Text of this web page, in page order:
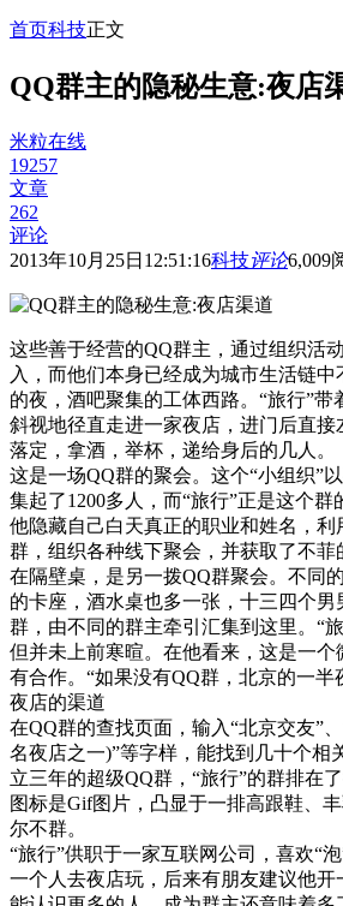
首页科技正文
QQ群主的隐秘生意:夜店
米粒在线
19257
文章
262
评论
2013年10月25日12:51:16科技评论6,009
这些善于经营的QQ群主，通过组织活
入，而他们本身已经成为城市生活链
的夜，酒吧聚集的工体西路。“旅行”带
斜视地径直走进一家夜店，进门后直接
落定，拿酒，举杯，递给身后的几人。
这是一场QQ群的聚会。这个“小组织”
集起了1200多人，而“旅行”正是这个群
他隐藏自己白天真正的职业和姓名，利
群，组织各种线下聚会，并获取了不菲
在隔壁桌，是另一拨QQ群聚会。不同
的卡座，酒水桌也多一张，十三四个男
群，由不同的群主牵引汇集到这里。“
但并未上前寒暄。在他看来，这是一
有合作。“如果没有QQ群，北京的一半
夜店的渠道
在QQ群的查找页面，输入“北京交友”
名夜店之一)”等字样，能找到几十个相
立三年的超级QQ群，“旅行”的群排在
图标是Gif图片，凸显于一排高跟鞋、
尔不群。
“旅行”供职于一家互联网公司，喜欢“
一个人去夜店玩，后来有朋友建议他开